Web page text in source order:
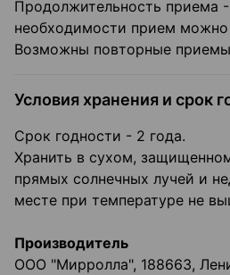
Продолжительность приема
необходимости прием можно
Возможны повторные приемы
Условия хранения и срок
Срок годности - 2 года.
Хранить в сухом,
прямых солнечных лучей и
месте при температуре не
Производитель
ООО "Мирролла", 188663,